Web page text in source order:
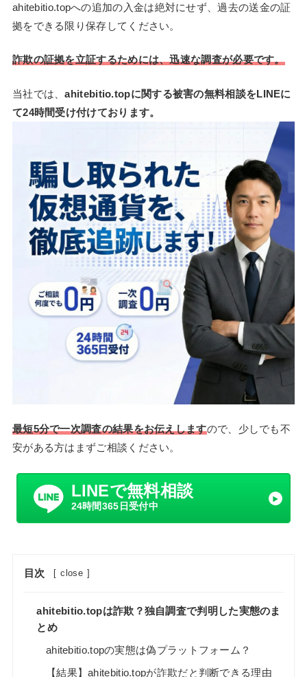
ahitebitio.topへの追加の入金は絶対にせず、過去の送金の証
拠をできる限り保存してください。
詐欺の証拠を立証するためには、迅速な調査が必要です。
当社では、ahitebitio.topに関する被害の無料相談をLINEに
て24時間受け付けております。
最短5分で一次調査の結果をお伝えしますので、少しでも不
安がある方はまずご相談ください。
LINEで無料相談
24時間365日受付中
目次 [ close ]
ahitebitio.topは詐欺？独自調査で判明した実態のま
とめ
ahitebitio.topの実態は偽プラットフォーム？
【結果】ahitebitio.topが詐欺だと判断できる理由